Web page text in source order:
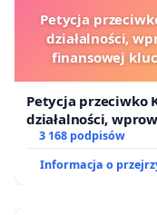
Petycja
działalności,
finansowej
Petycja przeciwko
działalności,
finansowej
3 168 podpisów
Informacja o